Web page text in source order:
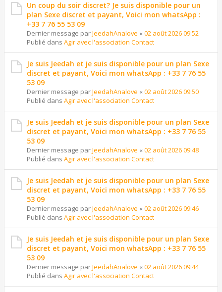
Un coup du soir discret? Je suis disponible pour un
plan Sexe discret et payant, Voici mon whatsApp :
+33 7 76 55 53 09
Dernier message parJeedahAnalove « 02 août 2026 09:52
Publié dans Agir avec l'association Contact
Je suis Jeedah et je suis disponible pour un plan Sexe
discret et payant, Voici mon whatsApp : +33 7 76 55
53 09
Dernier message parJeedahAnalove « 02 août 2026 09:50
Publié dans Agir avec l'association Contact
Je suis Jeedah et je suis disponible pour un plan Sexe
discret et payant, Voici mon whatsApp : +33 7 76 55
53 09
Dernier message parJeedahAnalove « 02 août 2026 09:48
Publié dans Agir avec l'association Contact
Je suis Jeedah et je suis disponible pour un plan Sexe
discret et payant, Voici mon whatsApp : +33 7 76 55
53 09
Dernier message parJeedahAnalove « 02 août 2026 09:46
Publié dans Agir avec l'association Contact
Je suis Jeedah et je suis disponible pour un plan Sexe
discret et payant, Voici mon whatsApp : +33 7 76 55
53 09
Dernier message parJeedahAnalove « 02 août 2026 09:44
Publié dans Agir avec l'association Contact